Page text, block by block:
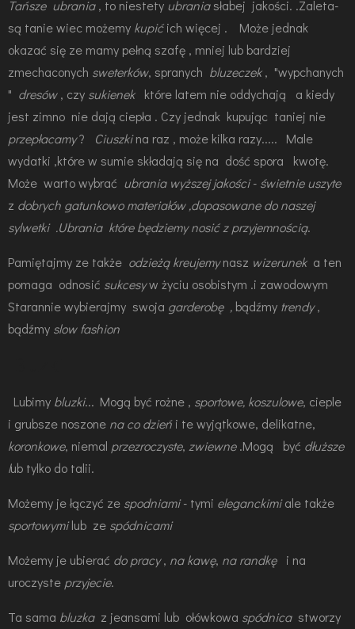
Tańszeubrania, to niestety ubraniasłabej jakości. .Zaleta-
są tanie wiec możemy kupićich więcej . Może jednak
okazać się ze mamy pełną szafę , mniej lub bardziej
zmechaconych sweterków, spranych bluzeczek, "wypchanych
" dresów, czy sukienekktóre latem nie oddychają a kiedy
jest zimno nie dają ciepła . Czy jednak kupując taniej nie
przepłacamy? Ciuszkina raz , może kilka razy..... Male
wydatki ,które w sumie składają się na dość spora kwotę.
Może warto wybrać ubrania wyższej jakości- świetnie uszyte
z dobrych gatunkowo materiałów ,dopasowane do naszej
sylwetki .Ubrania które będziemy nosić z przyjemnością.
Pamiętajmy ze także odzieżą kreujemynasz wizeruneka ten
pomaga odnosić sukcesyw życiu osobistym .i zawodowym
Starannie wybierajmy swoja garderobę , bądźmy trendy,
bądźmy slow fashion
Lubimy bluzki... Mogą być rożne , sportowe, koszulowe, cieple
i grubsze noszone na co dzieńi te wyjątkowe, delikatne,
koronkowe, niemal przezroczyste, zwiewne.Mogą być dłuższe
lub tylko do talii.
Możemy je łączyć ze spodniami- tymi eleganckimiale także
sportowymilub ze spódnicami
Możemy je ubierać do pracy, na kawę, na randkęi na
uroczyste przyjecie.
Ta sama bluzka z jeansami lub ołówkowa spódnicastworzy